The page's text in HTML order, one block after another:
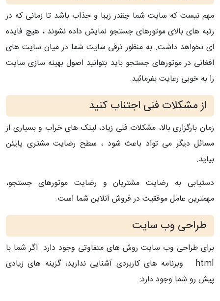
مهم نیست که سایت شما چقدر زیبا و جذاب باشد تا زمانی که در
رتبه های بالای موتورهای جستجو نمایش داده نشوند ، هیچ فایده
ای نخواهد داشت. به منظور ترقی سایت شما در میان سایت های
افغانی در موتورهای جستجو باید بتوانید اصول بهینه سازی سایت
را به خوبی رعایت بفرمائید.
از مشکلات فنی اجتناب کنید
زمان بارگزاری بالا، مشکلات فنی زیاد، لینک های خراب و بسیاری از
مسائل دیگر می تواد باعث شود ، سطح رضایت مشتری پایئن
بیاید.
دستیابی به رضایت مشتریان و رضایت موتورهای جستجو،
مهمترین عامل موفقیت در فروش آنلاین شما است.
طراحی وب سایت
برای طراحی وب سایت روش های متفاوتی وجود دارد. اگر شما با
html وبرنامه های کاربردی آشنایی ندارید، گزینه های زیادی
پیش رو شما وجود دارد: